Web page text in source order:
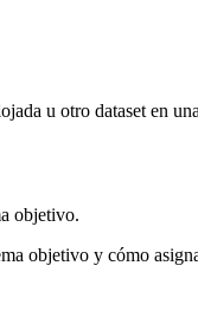
u otro dataset en
objetivo.
objetivo y cómo